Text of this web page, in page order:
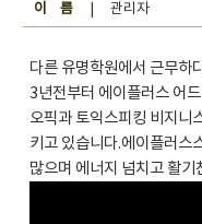
이 름| 관리자
다른 유명학원에서 근무하
3년전부터 에이플러스 어
오픽과 토익스피킹 비지니
키고 있습니다.에이플러스
많으며 에너지 넘치고 활기